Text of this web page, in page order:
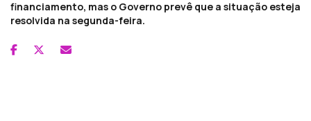
financiamento, mas o Governo prevê que a situação esteja
resolvida na segunda-feira.